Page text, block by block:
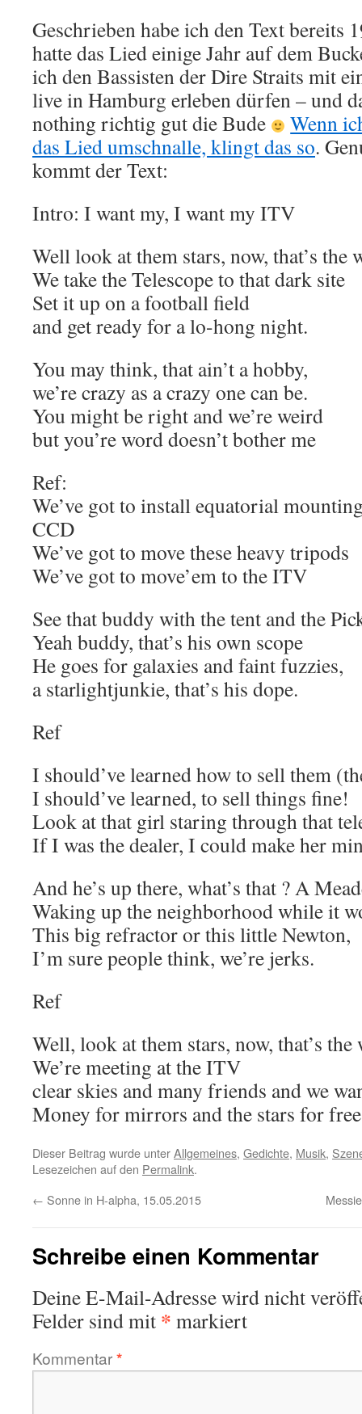
Geschrieben habe ich den Text bereits
hatte das Lied einige Jahr auf dem
ich den Bassisten der Dire Straits mit
live in Hamburg erleben dürfen – und
nothing richtig gut die Bude
Wenn
das Lied umschnalle, klingt das so.
kommt der Text:
Intro: I want my, I want my ITV
Well look at them stars, now, that’s the
We take the Telescope to that dark site
Set it up on a football field
and get ready for a lo-hong night.
You may think, that ain’t a hobby,
we’re crazy as a crazy one can be.
You might be right and we’re weird
but you’re word doesn’t bother me
Ref:
We’ve got to install equatorial
CCD
We’ve got to move these heavy tripods
We’ve got to move’em to the ITV
See that buddy with the tent and the
Yeah buddy, that’s his own scope
He goes for galaxies and faint fuzzies,
a starlightjunkie, that’s his dope.
Ref
I should’ve learned how to sell them
I should’ve learned, to sell things fine!
Look at that girl staring through that
If I was the dealer, I could make her
And he’s up there, what’s that ? A
Waking up the neighborhood while it
This big refractor or this little Newton,
I’m sure people think, we’re jerks.
Ref
Well, look at them stars, now, that’s the
We’re meeting at the ITV
clear skies and many friends and we
Money for mirrors and the stars for free
Dieser Beitrag wurde unterAllgemeines, Gedichte, Musik,
Lesezeichen auf den Permalink.
← Sonne in H-alpha, 15.05.2015
Schreibe einen Kommentar
Deine E-Mail-Adresse wird nicht
Felder sind mit * markiert
Kommentar*